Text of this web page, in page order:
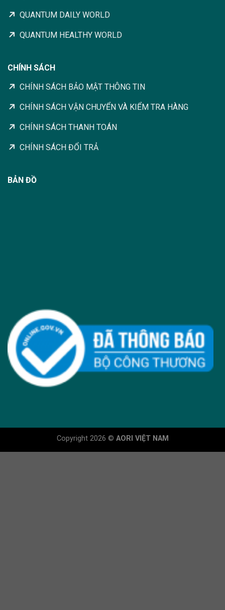
QUANTUM DAILY WORLD
QUANTUM HEALTHY WORLD
CHÍNH SÁCH
CHÍNH SÁCH BẢO MẬT THÔNG TIN
CHÍNH SÁCH VẬN CHUYỂN VÀ KIỂM TRA HÀNG
CHÍNH SÁCH THANH TOÁN
CHÍNH SÁCH ĐỔI TRẢ
BẢN ĐỒ
Copyright 2026 © AORI VIỆT NAM